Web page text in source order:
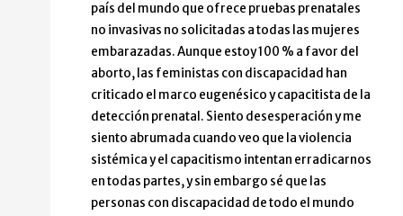
país del mundo que ofrece pruebas prenatales
no invasivas no solicitadas a todas las mujeres
embarazadas. Aunque estoy 100 % a favor del
aborto, las feministas con discapacidad han
criticado el marco eugenésico y capacitista de la
detección prenatal. Siento desesperación y me
siento abrumada cuando veo que la violencia
sistémica y el capacitismo intentan erradicarnos
en todas partes, y sin embargo sé que las
personas con discapacidad de todo el mundo